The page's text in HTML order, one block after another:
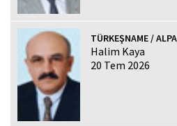
TÜRKEŞNAME /
Halim Kaya
20 Tem 2026